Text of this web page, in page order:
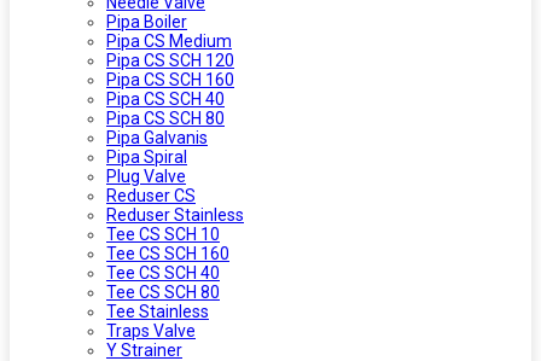
Pipa Boiler
Pipa CS Medium
Pipa CS SCH 120
Pipa CS SCH 160
Pipa CS SCH 40
Pipa CS SCH 80
Pipa Galvanis
Pipa Spiral
Plug Valve
Reduser CS
Reduser Stainless
Tee CS SCH 10
Tee CS SCH 160
Tee CS SCH 40
Tee CS SCH 80
Tee Stainless
Traps Valve
Y Strainer